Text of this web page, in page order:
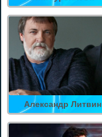
Александр Литвин